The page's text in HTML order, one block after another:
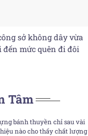
sở không dây vừa
mức quên đi đôi
Tâm
bánh thuyền chỉ sau vài
nào cho thấy chất lượng